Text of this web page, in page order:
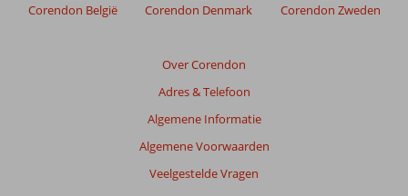
Over Corendon
Adres & Telefoon
Algemene Informatie
Algemene Voorwaarden
Veelgestelde Vragen
Corendon België Corendon Denmark Corendon Zweden